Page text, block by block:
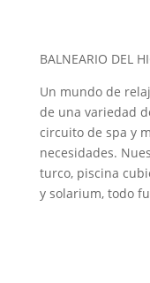
BALNEARIO DEL
Un mundo de
de una variedad
circuito de spa y
necesidades.
turco, piscina
y solarium, todo